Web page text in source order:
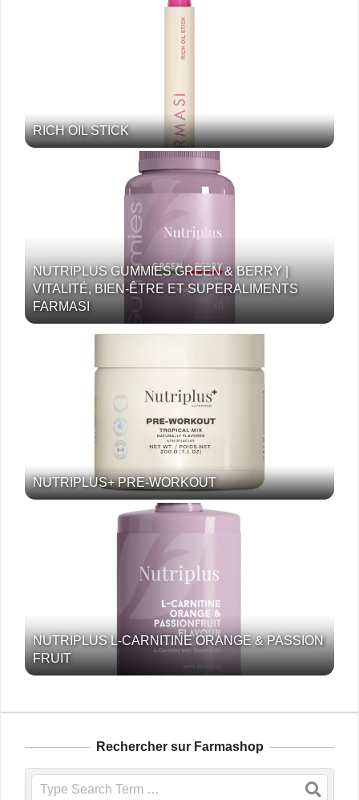
RICH OIL STICK
NUTRIPLUS GUMMIES GREEN & BERRY |
VITALITÉ, BIEN-ÊTRE ET SUPERALIMENTS
FARMASI
NUTRIPLUS+ PRE-WORKOUT
NUTRIPLUS L-CARNITINE ORANGE & PASSION
FRUIT
Rechercher sur Farmashop
Search